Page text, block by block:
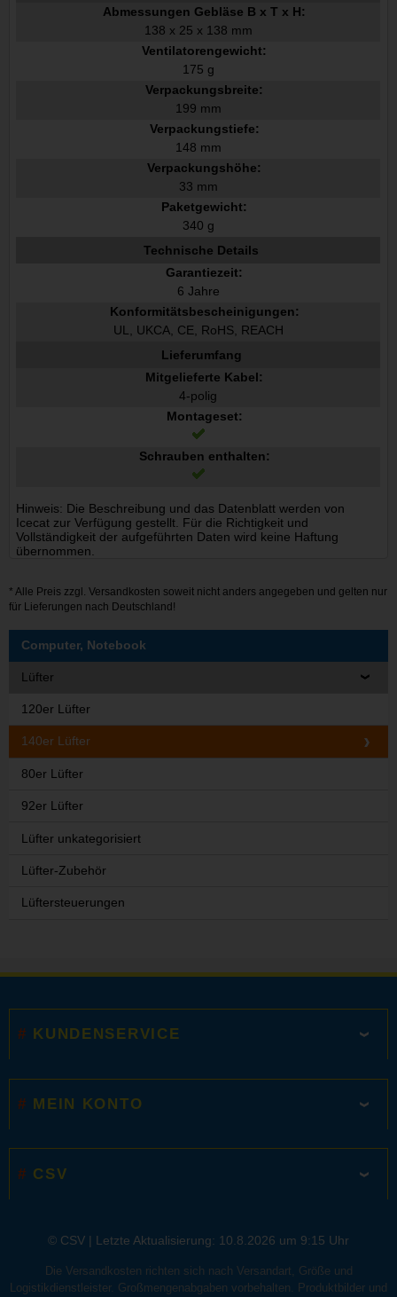
Abmessungen Gebläse B x T x H:
138 x 25 x 138 mm
Ventilatorengewicht:
175 g
Verpackungsbreite:
199 mm
Verpackungstiefe:
148 mm
Verpackungshöhe:
33 mm
Paketgewicht:
340 g
Technische Details
Garantiezeit:
6 Jahre
Konformitätsbescheinigungen:
UL, UKCA, CE, RoHS, REACH
Lieferumfang
Mitgelieferte Kabel:
4-polig
Montageset:
Schrauben enthalten:
Hinweis: Die Beschreibung und das Datenblatt werden von
Icecat zur Verfügung gestellt. Für die Richtigkeit und
Vollständigkeit der aufgeführten Daten wird keine Haftung
übernommen.
* Alle Preis zzgl. Versandkosten soweit nicht anders angegeben und gelten nur
für Lieferungen nach Deutschland!
Computer, Notebook
Lüfter
120er Lüfter
140er Lüfter
80er Lüfter
92er Lüfter
Lüfter unkategorisiert
Lüfter-Zubehör
Lüftersteuerungen
KUNDENSERVICE
MEIN KONTO
CSV
© CSV | Letzte Aktualisierung: 10.8.2026 um 9:15 Uhr
Die Versandkosten richten sich nach Versandart, Größe und
Logistikdienstleister. Großmengenabgaben vorbehalten. Produktbilder und